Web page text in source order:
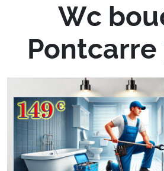
Wc
Pontcarre